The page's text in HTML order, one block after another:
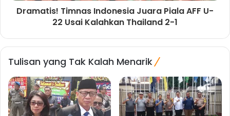
Dramatis! Timnas Indonesia Juara Piala AFF U-
22 Usai Kalahkan Thailand 2-1
Tulisan yang Tak Kalah Menarik